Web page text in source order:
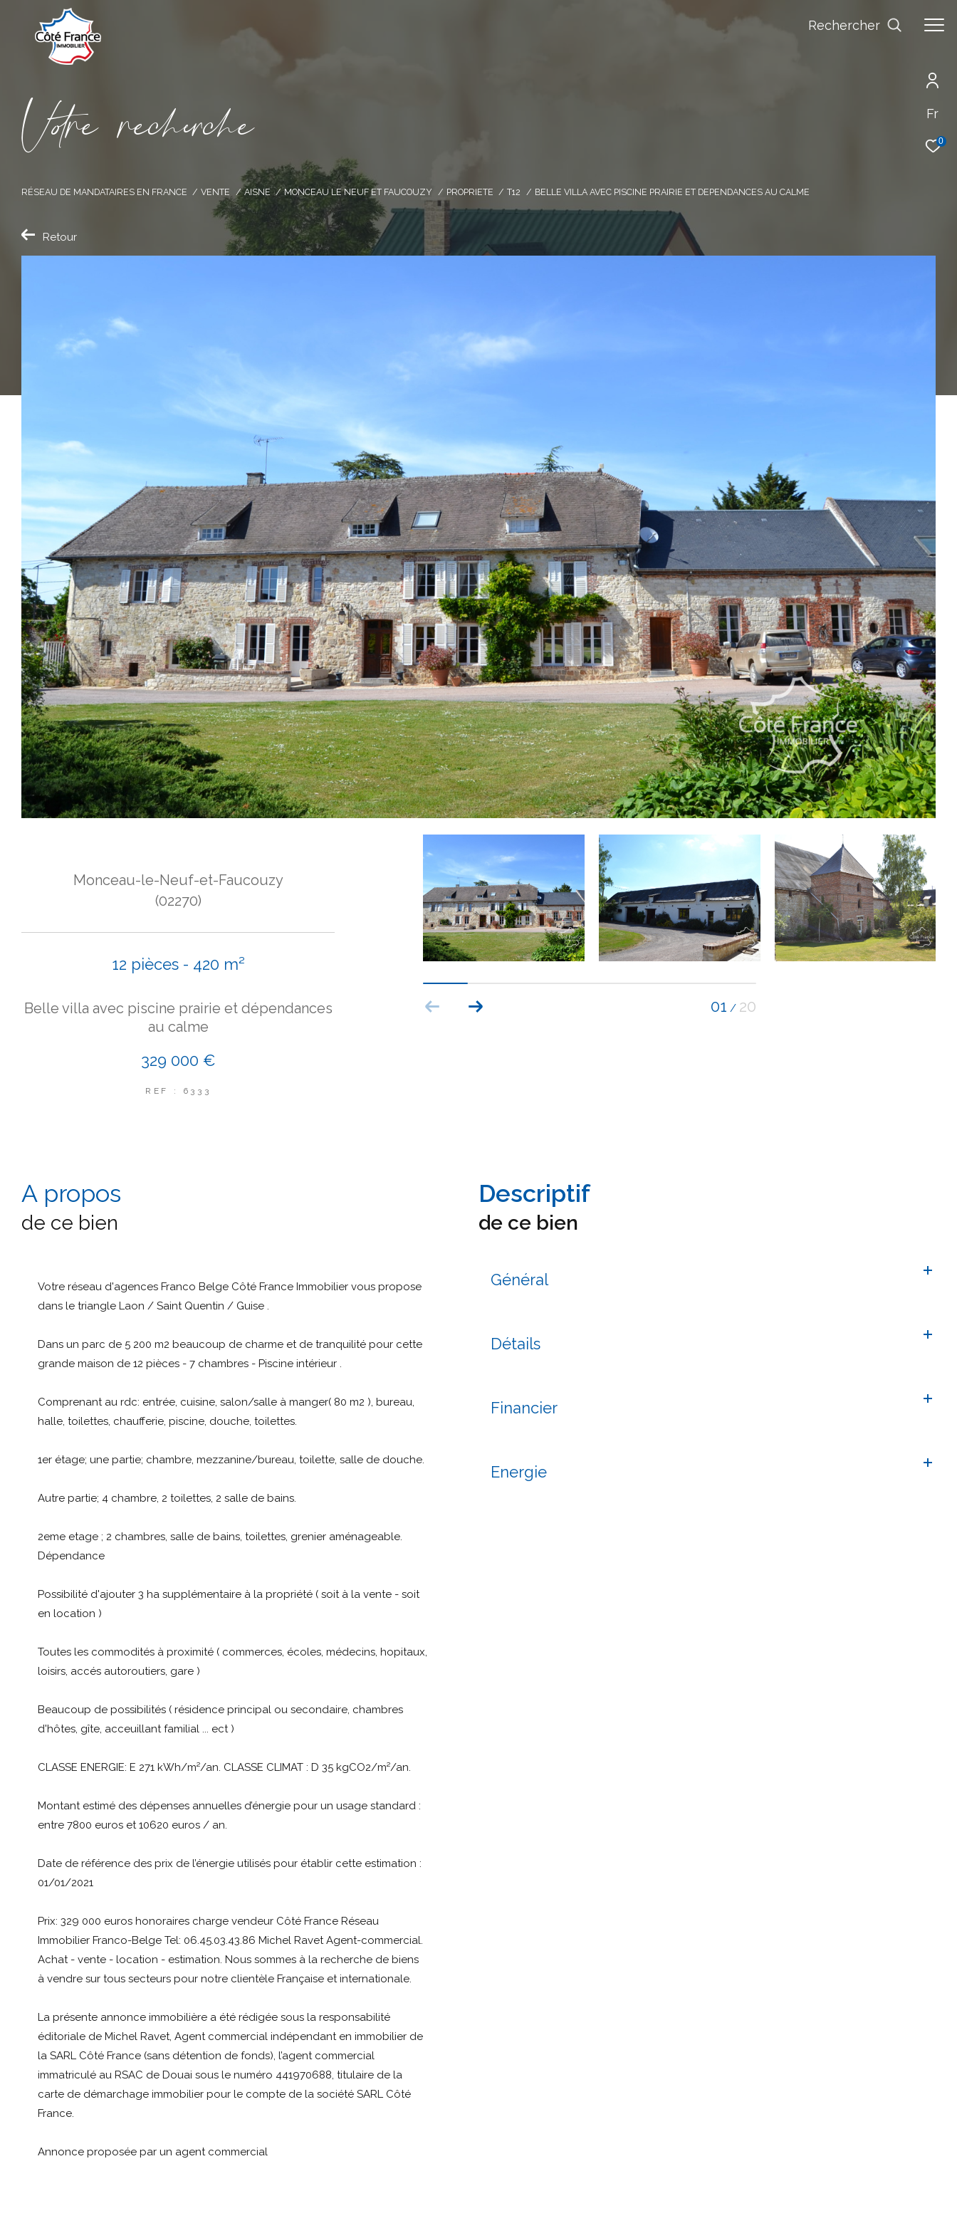
Fr
0
Rechercher
Vore recece
RÉSEAU DE MANDATAIRES EN FRANCE VENTE AISNE MONCEAU LE NEUF ET FAUCOUZY PROPRIETE T12 BELLE VILLA AVEC PISCINE PRAIRIE ET DEPENDANCES AU CALME
Retour
01 / 20
Monceau-le-Neuf-et-Faucouzy
(02270)
12 pièces - 420 m²
Belle villa avec piscine prairie et dépendances
au calme
329 000 €
REF : 6333
a propos
de ce bien
Votre réseau d'agences Franco Belge Côté France Immobilier vous propose
dans le triangle Laon / Saint Quentin / Guise .
Dans un parc de 5 200 m2 beaucoup de charme et de tranquilité pour cette
grande maison de 12 pièces - 7 chambres - Piscine intérieur .
Comprenant au rdc: entrée, cuisine, salon/salle à manger( 80 m2 ), bureau,
halle, toilettes, chaufferie, piscine, douche, toilettes.
1er étage; une partie; chambre, mezzanine/bureau, toilette, salle de douche.
Autre partie; 4 chambre, 2 toilettes, 2 salle de bains.
2eme etage ; 2 chambres, salle de bains, toilettes, grenier aménageable.
Dépendance
Possibilité d'ajouter 3 ha supplémentaire à la propriété ( soit à la vente - soit
en location )
Toutes les commodités à proximité ( commerces, écoles, médecins, hopitaux,
loisirs, accés autoroutiers, gare )
Beaucoup de possibilités ( résidence principal ou secondaire, chambres
d'hôtes, gîte, acceuillant familial ... ect )
CLASSE ENERGIE: E 271 kWh/m²/an. CLASSE CLIMAT : D 35 kgCO2/m²/an.
Montant estimé des dépenses annuelles d’énergie pour un usage standard :
entre 7800 euros et 10620 euros / an.
Date de référence des prix de l’énergie utilisés pour établir cette estimation :
01/01/2021
Prix: 329 000 euros honoraires charge vendeur Côté France Réseau
Immobilier Franco-Belge Tel: 06.45.03.43.86 Michel Ravet Agent-commercial.
Achat - vente - location - estimation. Nous sommes à la recherche de biens
à vendre sur tous secteurs pour notre clientèle Française et internationale.
La présente annonce immobilière a été rédigée sous la responsabilité
éditoriale de Michel Ravet, Agent commercial indépendant en immobilier de
la SARL Côté France (sans détention de fonds), l’agent commercial
immatriculé au RSAC de Douai sous le numéro 441970688, titulaire de la
carte de démarchage immobilier pour le compte de la société SARL Côté
France.
Annonce proposée par un agent commercial
descriptif
de ce bien
Général
Détails
Financier
Energie